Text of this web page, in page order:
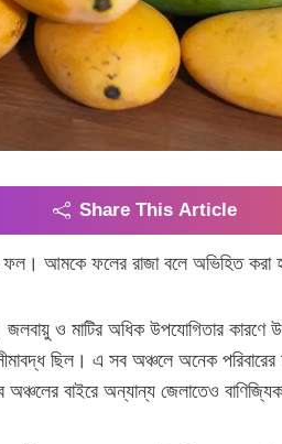
Share This Article
ফল। আমকে ফলের রাজা বলে অভিহিত করা
ও মাটির অধিক উপযোগিতার কারণে
ছিল। এ সব অঞ্চলে অনেক
বাইরে অন্যান্য জেলাতেও